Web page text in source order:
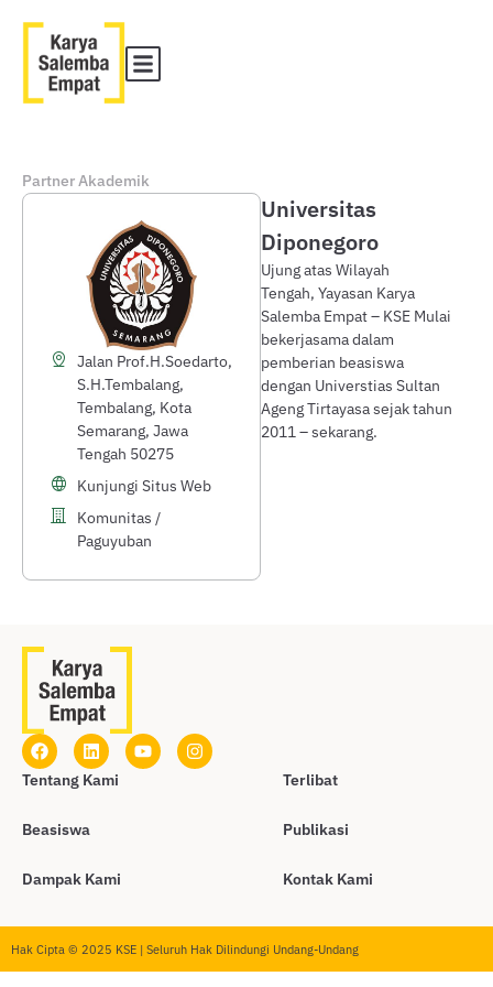
Partner Akademik
Jalan Prof.H.Soedarto,
S.H.Tembalang,
Tembalang, Kota
Semarang, Jawa
Tengah 50275
Kunjungi Situs Web
Komunitas /
Paguyuban
Universitas
Diponegoro
Ujung atas Wilayah
Tengah, Yayasan Karya
Salemba Empat – KSE Mulai
bekerjasama dalam
pemberian beasiswa
dengan Universtias Sultan
Ageng Tirtayasa sejak tahun
2011 – sekarang.
Tentang Kami
Beasiswa
Dampak Kami
Terlibat
Publikasi
Kontak Kami
Hak Cipta © 2025 KSE | Seluruh Hak Dilindungi Undang-Undang